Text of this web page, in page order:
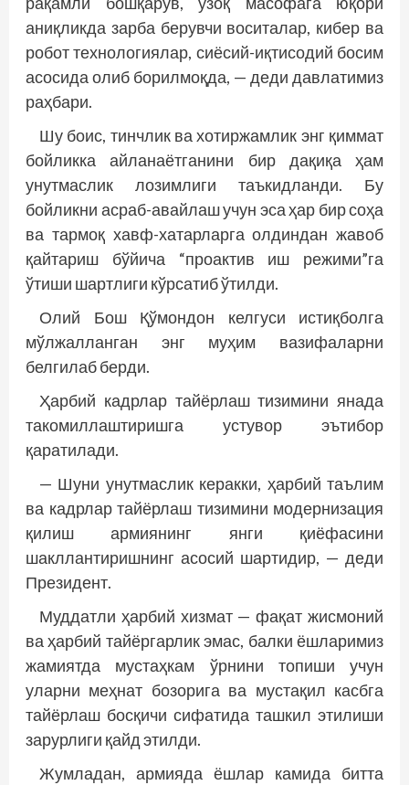
аниқликда зарба берувчи воситалар, кибер ва
робот технологиялар, сиёсий-иқтисодий босим
асосида олиб борилмоқда, — деди давлатимиз
раҳбари.
Шу боис, тинчлик ва хотиржамлик энг қиммат
бойликка айланаётганини бир дақиқа ҳам
унутмаслик лозимлиги таъкидланди. Бу
бойликни асраб-авайлаш учун эса ҳар бир соҳа
ва тармоқ хавф-хатарларга олдиндан жавоб
қайтариш бўйича “проактив иш режими”га
ўтиши шартлиги кўрсатиб ўтилди.
Олий Бош Қўмондон келгуси истиқболга
мўлжалланган энг муҳим вазифаларни
белгилаб берди.
Ҳарбий кадрлар тайёрлаш тизимини янада
такомиллаштиришга устувор эътибор
қаратилади.
— Шуни унутмаслик керакки, ҳарбий таълим
ва кадрлар тайёрлаш тизимини модернизация
қилиш армиянинг янги қиёфасини
шакллантиришнинг асосий шартидир, — деди
Президент.
Муддатли ҳарбий хизмат — фақат жисмоний
ва ҳарбий тайёргарлик эмас, балки ёшларимиз
жамиятда мустаҳкам ўрнини топиши учун
уларни меҳнат бозорига ва мустақил касбга
тайёрлаш босқичи сифатида ташкил этилиши
зарурлиги қайд этилди.
Жумладан, армияда ёшлар камида битта